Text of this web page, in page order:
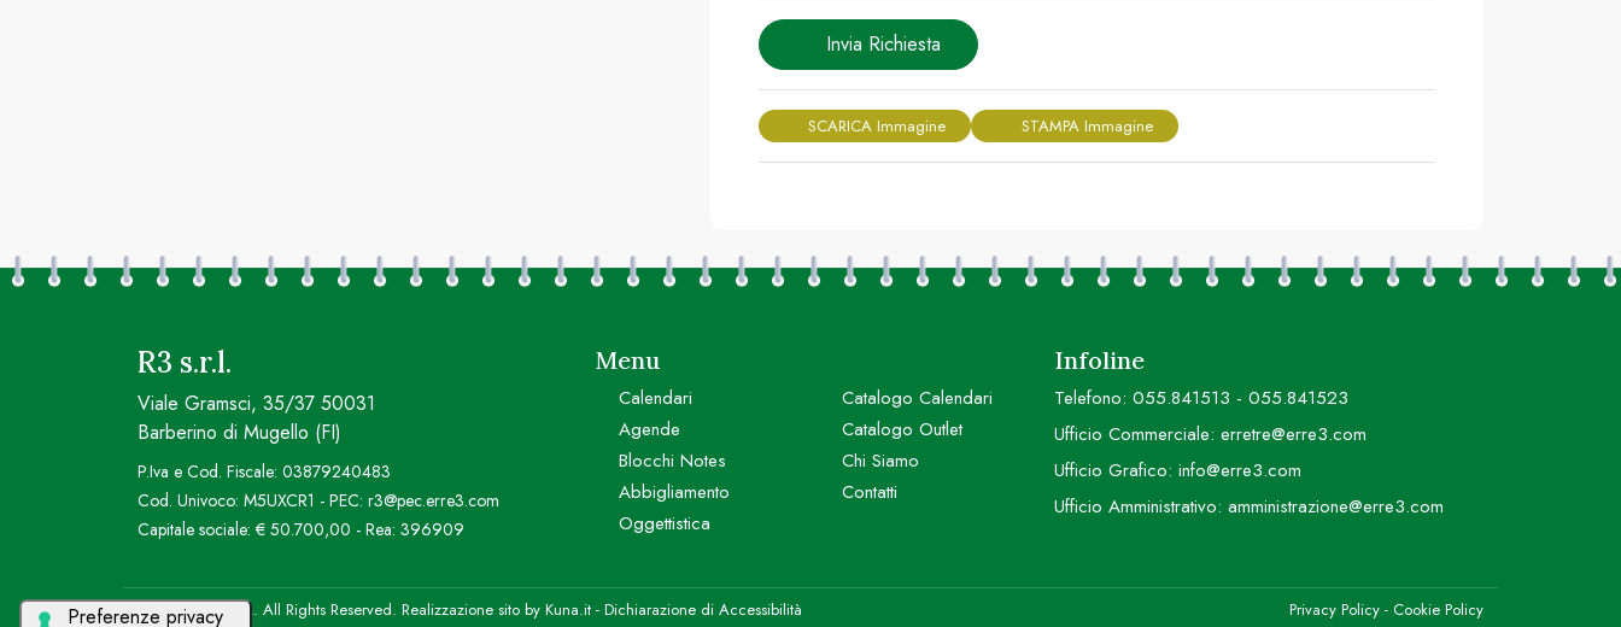
Invia Richiesta
SCARICA Immagine STAMPA Immagine
R3 s.r.l.
Viale Gramsci, 35/37 50031
Barberino di Mugello (FI)
P.Iva e Cod. Fiscale: 03879240483
Cod. Univoco: M5UXCR1 - PEC: r3@pec.erre3.com
Capitale sociale: € 50.700,00 - Rea: 396909
Menu
Calendari
Agende
Blocchi Notes
Abbigliamento
Oggettistica
Catalogo Calendari
Catalogo Outlet
Chi Siamo
Contatti
Infoline
Telefono: 055.841513 - 055.841523
Ufficio Commerciale: erretre@erre3.com
Ufficio Grafico: info@erre3.com
Ufficio Amministrativo: amministrazione@erre3.com
© 2026 R3 S.R.L. All Rights Reserved. Realizzazione sito by Kuna.it - Dichiarazione di Accessibilità Privacy Policy - Cookie Policy